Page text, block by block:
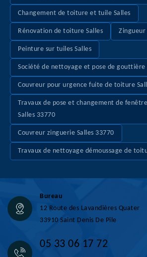
Changement de toiture et tuile Salles
Rénovation de toiture Salles Zingueur
Peinture sur tuiles Salles
Société de nettoyage et pose de gouttière
Couvreur pour urgence fuite de toiture
Travaux de pose et changement de
Salles 33770
Couvreur zinguerie Salles 33770
Travaux de nettoyage démoussage de
Bureau
12 Route des Lavandières Quater
33910 Saint Denis De Pile
05 33 06 17 72